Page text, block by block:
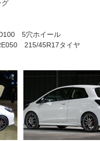
グ
5穴ホイール
215/45R17タイヤ